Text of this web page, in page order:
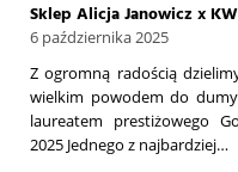
Sklep Alicja Janowicz x
6 października 2025
Z ogromną radością
wielkim powodem do
laureatem prestiżowego
2025 Jednego z najbardziej…